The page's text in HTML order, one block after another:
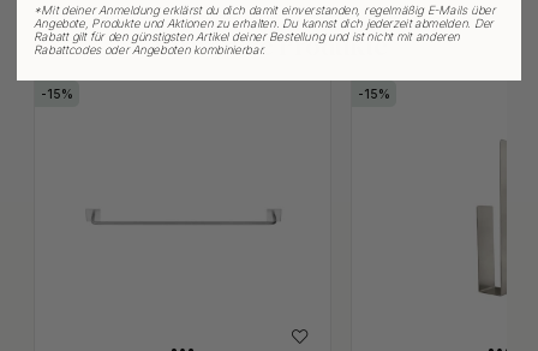
Verwandte Produkte
15 15
*Mit deiner Anmeldung erklärst du dich damit einverstanden, regelmäßig E-Mails über
Angebote, Produkte und Aktionen zu erhalten. Du kannst dich jederzeit abmelden. Der
Rabatt gilt für den günstigsten Artikel deiner Bestellung und ist nicht mit anderen
Rabattcodes oder Angeboten kombinierbar.